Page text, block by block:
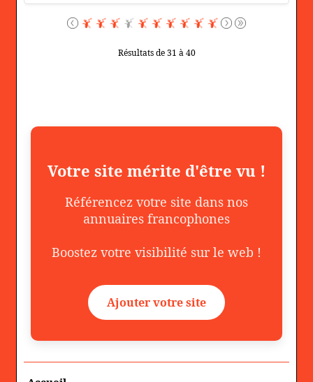
Résultats de 31 à 40
Votre site mérite d'être vu !
Référencez votre site dans nos
annuaires francophones
Boostez votre visibilité sur le web !
Ajouter votre site